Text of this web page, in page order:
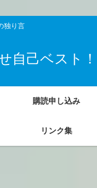
独り言
自己ベスト！
購読申し込み
リンク集